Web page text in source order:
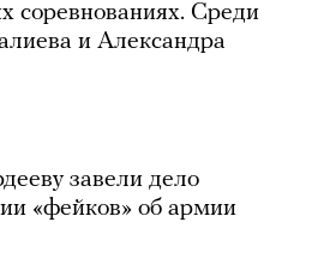
соревнованиях. Среди
и Александра
завели дело
«фейков» об армии